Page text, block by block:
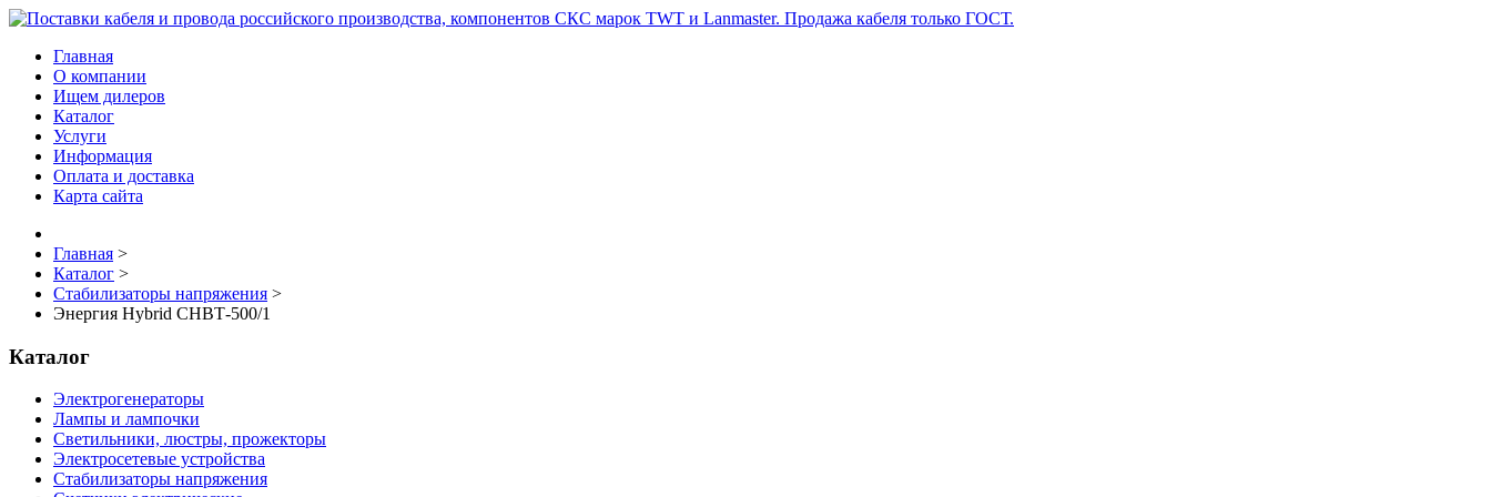
Главная
О компании
Ищем дилеров
Каталог
Услуги
Информация
Оплата и доставка
Карта сайта
Главная >
Каталог >
Стабилизаторы напряжения >
Энергия Нybrid CНВТ-500/1
Каталог
Электрогенераторы
Лампы и лампочки
Светильники, люстры, прожекторы
Электросетевые устройства
Стабилизаторы напряжения